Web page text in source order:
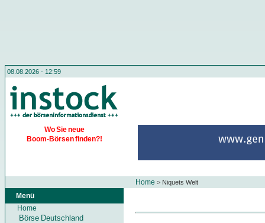
08.08.2026 - 12:59
Wo Sie neue
Boom-Börsen finden?!
Home > Niquets Welt
Menü
Home
Börse Deutschland